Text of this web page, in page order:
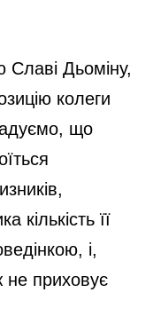
Славі Дьоміну,
колеги
що
кількість її
і,
не приховує